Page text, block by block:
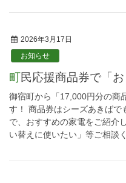
2026年3月17日
お知らせ
町民応援商品券で「
御宿町から「17,000円分の商
す！ 商品券はシーズあきばで
で、おすすめの家電をご紹介
い替えに使いたい」等ご相談